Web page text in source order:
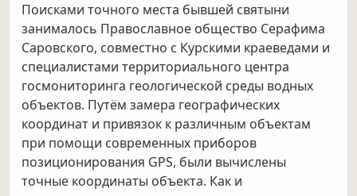
Поисками точного места бывшей святыни
занималось Православное общество Серафима
Саровского, совместно с Курскими краеведами и
специалистами территориального центра
госмониторинга геологической среды водных
объектов. Путём замера географических
координат и привязок к различным объектам
при помощи современных приборов
позиционирования GPS, были вычислены
точные координаты объекта. Как и